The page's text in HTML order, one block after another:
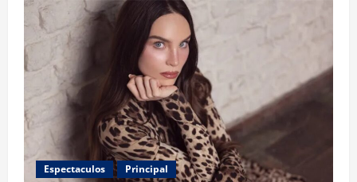
Espectaculos Principal